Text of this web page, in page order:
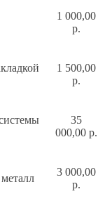
1 000,00
р.
1 500,00
р.
35
000,00 р.
3 000,00
р.